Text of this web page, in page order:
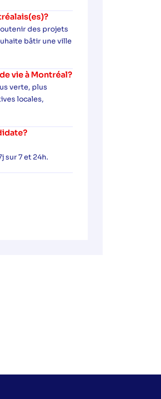
des projets
bâtir une ville
vie à Montréal?
verte, plus
locales,
sur 7 et 24h.